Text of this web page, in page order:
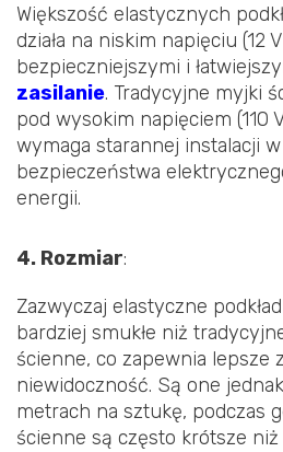
Większość elastycznych
działa na niskim napięciu (12
bezpieczniejszymi i
zasilanie. Tradycyjne myjki
pod wysokim napięciem (110
wymaga starannej instalacji
bezpieczeństwa
energii.
4. Rozmiar:
Zazwyczaj elastyczne
bardziej smukłe niż
ścienne, co zapewnia lepsze
niewidoczność. Są one
metrach na sztukę, podczas
ścienne są często krótsze niż